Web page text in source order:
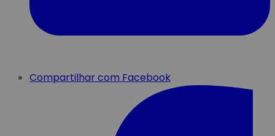
Compartilhar com Facebook